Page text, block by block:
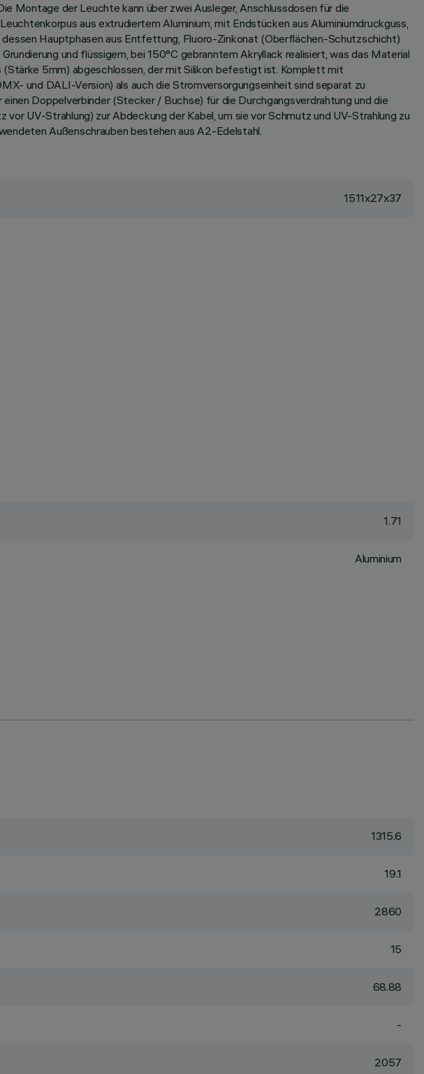
Montage der Leuchte kann über zwei Ausleger, Anschlussdosen für die
aus extrudiertem Aluminium, mit Endstücken aus Aluminiumdruckguss,
Hauptphasen aus Entfettung, Fluoro-Zinkonat (Oberflächen-Schutzschicht)
und flüssigem, bei 150°C gebranntem Akryllack realisiert, was das Material
5mm) abgeschlossen, der mit Silikon befestigt ist. Komplett mit
und DALI-Version) als auch die Stromversorgungseinheit sind separat zu
Doppelverbinder (Stecker / Buchse) für die Durchgangsverdrahtung und die
UV-Strahlung) zur Abdeckung der Kabel, um sie vor Schmutz und UV-Strahlung zu
Außenschrauben bestehen aus A2-Edelstahl.
1511x27x37
1.71
Aluminium
1315.6
19.1
2860
15
68.88
-
2057